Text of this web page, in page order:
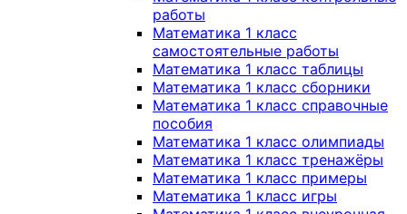
работы
Математика 1 класс
самостоятельные работы
Математика 1 класс таблицы
Математика 1 класс сборники
Математика 1 класс справочные
пособия
Математика 1 класс олимпиады
Математика 1 класс тренажёры
Математика 1 класс примеры
Математика 1 класс игры